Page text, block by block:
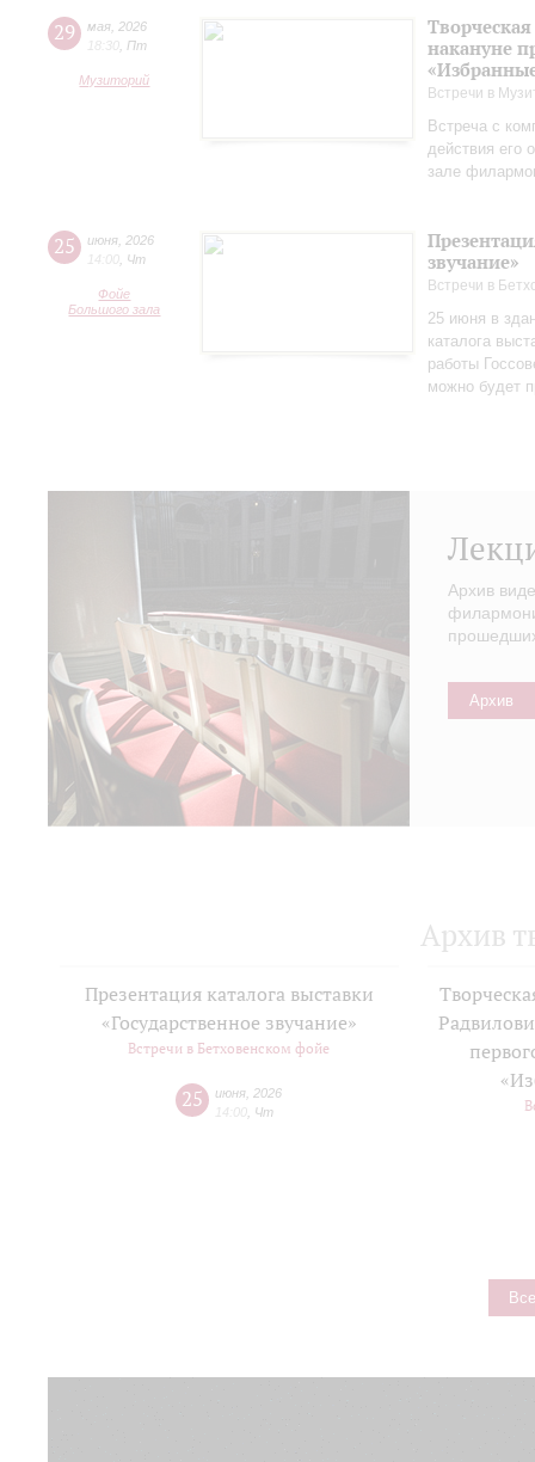
29 мая 2026
18:30 Пт
Музиторий
накануне
Встречи в
Встреча с
действия его
зале
25 июня 2026
14:00 Чт
Фойе
Большого зала
звучание»
Встречи в
25 июня в
каталога
работы
можно будет
Архив
Архив
Архив
Презентация каталога выставки
«Государственное звучание»
Встречи в Бетховенском фойе
25 июня 2026
14:00 Чт